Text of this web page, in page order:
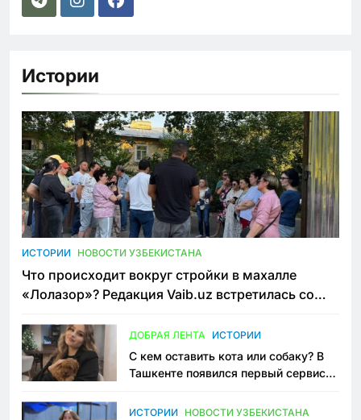
Истории
ИСТОРИИ НОВОСТИ УЗБЕКИСТАНА
Что происходит вокруг стройки в махалле
«Лолазор»? Редакция Vaib.uz встретилась со
ДОБРАЯ ЛЕНТА ИСТОРИИ
С кем оставить кота или собаку? В
Ташкенте появился первый сервис
ИСТОРИИ НОВОСТИ УЗБЕКИСТАНА